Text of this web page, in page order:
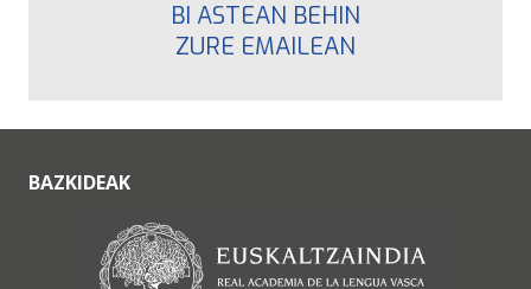
BI ASTEAN BEHIN
ZURE EMAILEAN
BAZKIDEAK